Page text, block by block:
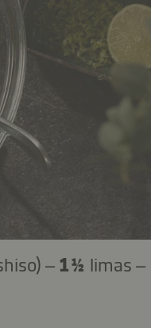
– 1 ½ limas –